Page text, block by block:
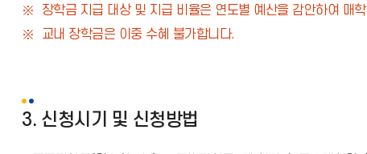
장학금 지급 대상 및 지급 비율은 연도별 예산을 감안하여 매
교내 장학금은 이중 수혜 불가합니다.
3. 신청시기 및 신청방법